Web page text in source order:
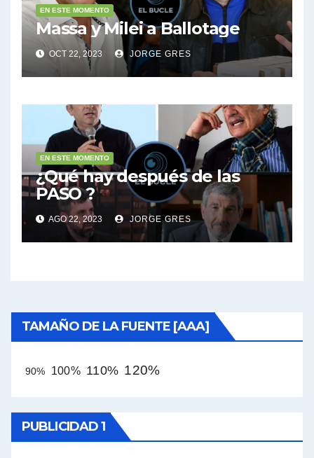
EN ESTE MOMENTO
Massa y Milei a Ballotage
OCT 22, 2023 JORGE GRES
EN ESTE MOMENTO
¿Qué hay después de las
PASO ?
AGO 22, 2023 JORGE GRES
TAMAÑO DE LA FUENTE [AAA]
90% 100% 110% 120%
PUBLICIDAD 1